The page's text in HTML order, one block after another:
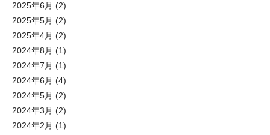
2025年6月 (2)
2025年5月 (2)
2025年4月 (2)
2024年8月 (1)
2024年7月 (1)
2024年6月 (4)
2024年5月 (2)
2024年3月 (2)
2024年2月 (1)